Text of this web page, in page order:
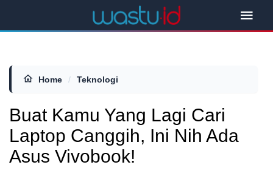
Home / Teknologi
Buat Kamu Yang Lagi Cari
Laptop Canggih, Ini Nih Ada
Asus Vivobook!